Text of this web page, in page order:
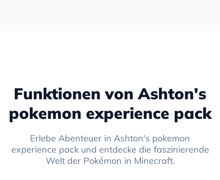
Funktionen von Ashton's
pokemon experience pack
Erlebe Abenteuer in Ashton's pokemon
experience pack und entdecke die faszinierende
Welt der Pokémon in Minecraft.